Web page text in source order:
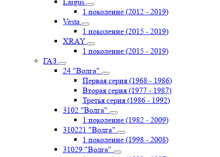
1 поколение (2012 - 2019)
Vesta
1 поколение (2015 - 2019)
XRAY
1 поколение (2015 - 2019)
ГАЗ
24 "Волга"
Первая серия (1968 - 1986)
Вторая серия (1977 - 1987)
Третья серия (1986 - 1992)
3102 "Волга"
1 поколение (1982 - 2009)
310221 "Волга"
1 поколение (1998 - 2008)
31029 "Волга"